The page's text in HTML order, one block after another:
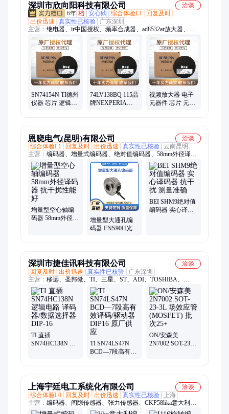
深圳市欣向阳科技有限公司
洽谈
6年 档 安心购 综合体验L1
回复及时
出价迅速
真实性已核验
广东深圳
主营： 继电器、ir中国授权、频率合成器、ad8532ar放大器、
ad828arz放大器、ad829jrz放大器、ad818arz放大器、ad8031arz放
大器、ad8058arz放大器、ad8532arz放大器、ad8001arz放大器、
ad8307arz放大器、ad8651armz放大器、ad8099ardz放大器、
ad8534aruz放大器、ad706jr通用运放、op42gsz精密运放、
op90gpz通用运放、ad8417brmz放大器、op07csz精密运放、
ad712jrz精密运放、hmc326ms8ge放大器、op490gsz通用运放、
op162gsz精密运放、ad848jrz通用运放
SN74154N TI德州
仪器 芯片 逻辑芯
74LV138BQ 115品
牌NEXPERIA芯
视频放大器 电子
元器件 芯片 元器
恩晓电气(昆明)有限公司
洽谈
综合体验L1
回复及时 出价迅速 真实性已核验 云南昆明
主营： 编码器、增量式编码器、绝对值编码器、58mm外径译码
器、倾角传感器
增量型空心轴编
码器 58mm外径译
增量型大通孔编
码器 ENS90H光学
BEI SHM9绝对值
编码器 实心译码
深圳市捷佳讯科技有限公司
洽谈
回复及时 出价迅速 真实性已核验
广东深圳
主营： 移远、圣邦微、TI、三星、ST、ADI、TOSHIBA、
LINERA、MuRATA、MB85RS64TP、lc86licek、发光二极管
TI 直插
SN74HC138N 逻
TI SN74LS47N
BCD—7段高有效
ON/安森美
2N7002 SOT-23-
上海宇廷电工系统化有限公司
洽谈
综合体验L0
回复及时 出价迅速 真实性已核验
上海
主营： 编码器、间隙传感器、张力传感器、CKP58lika意大利译
码器、压力传感器、风压传感器、张力控制器、定位系统